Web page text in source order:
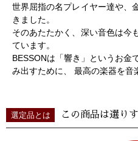
世界屈指の名プレイヤー達や、
きました。
そのあたたかく、深い音色は今
ています。
BESSONは「響き」というお金
み出すために、 最高の楽器を音
選定品とは この商品は選り